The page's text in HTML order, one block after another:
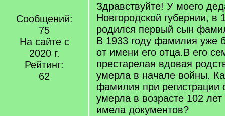
Сообщений:
75
На сайте с
2020 г.
Рейтинг:
62
Здравствуйте! У моего
Новгородской губернии, в
родился первый сын
В 1933 году фамилия уже
от имени его отца.В его
престарелая вдовая
умерла в начале войны.
фамилия при регистрации
умерла в возрасте 102 лет
имела документов?